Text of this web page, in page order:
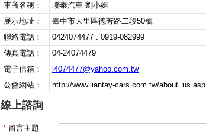
車商名稱：
聯泰汽車 劉小姐
展示地址：
臺中市大里區德芳路二段50號
聯絡電話：
0424074477 . 0919-082999
傳真電話：
04-24074479
電子信箱：
l4074477@yahoo.com.tw
公會網站：
http://www.liantay-cars.com.tw/about_us.asp
線上諮詢
* 留言主題